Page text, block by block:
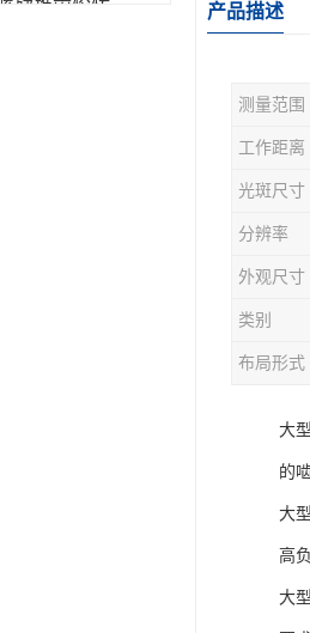
产品描述
测量范围
工作距离
光斑尺寸
分辨率
外观尺寸
类别
布局形式
大
的
大
高
大